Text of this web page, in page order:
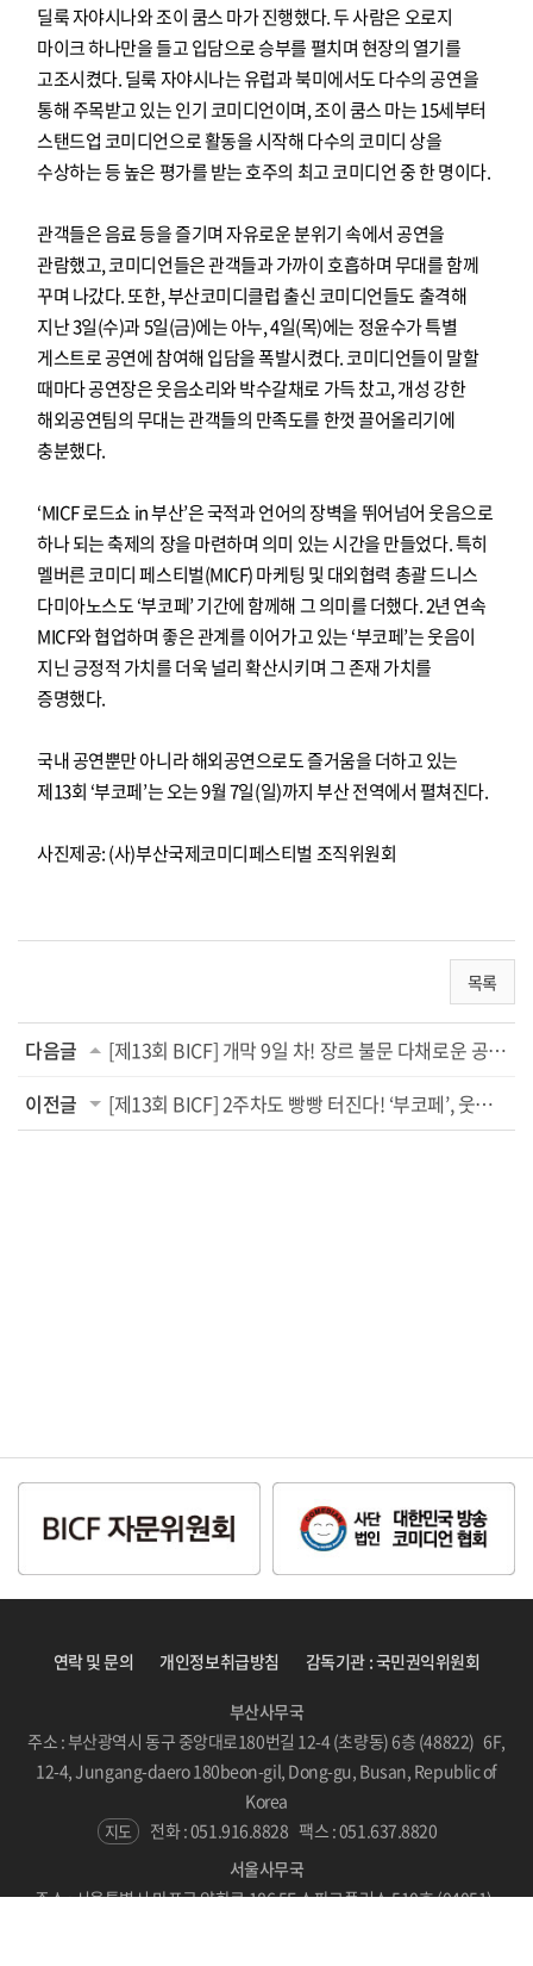
딜룩 자야시나와 조이 쿰스 마가 진행했다. 두 사람은 오로지
마이크 하나만을 들고 입담으로 승부를 펼치며 현장의 열기를
고조시켰다. 딜룩 자야시나는 유럽과 북미에서도 다수의 공연을
통해 주목받고 있는 인기 코미디언이며, 조이 쿰스 마는 15세부터
스탠드업 코미디언으로 활동을 시작해 다수의 코미디 상을
수상하는 등 높은 평가를 받는 호주의 최고 코미디언 중 한 명이다.
관객들은 음료 등을 즐기며 자유로운 분위기 속에서 공연을
관람했고, 코미디언들은 관객들과 가까이 호흡하며 무대를 함께
꾸며 나갔다. 또한, 부산코미디클럽 출신 코미디언들도 출격해
지난 3일(수)과 5일(금)에는 아누, 4일(목)에는 정윤수가 특별
게스트로 공연에 참여해 입담을 폭발시켰다. 코미디언들이 말할
때마다 공연장은 웃음소리와 박수갈채로 가득 찼고, 개성 강한
해외공연팀의 무대는 관객들의 만족도를 한껏 끌어올리기에
충분했다.
‘MICF 로드쇼 in 부산’은 국적과 언어의 장벽을 뛰어넘어 웃음으로
하나 되는 축제의 장을 마련하며 의미 있는 시간을 만들었다. 특히
멜버른 코미디 페스티벌(MICF) 마케팅 및 대외협력 총괄 드니스
다미아노스도 ‘부코페’ 기간에 함께해 그 의미를 더했다. 2년 연속
MICF와 협업하며 좋은 관계를 이어가고 있는 ‘부코페’는 웃음이
지닌 긍정적 가치를 더욱 널리 확산시키며 그 존재 가치를
증명했다.
국내 공연뿐만 아니라 해외공연으로도 즐거움을 더하고 있는
제13회 ‘부코페’는 오는 9월 7일(일)까지 부산 전역에서 펼쳐진다.
사진제공: (사)부산국제코미디페스티벌 조직위원회
목록
다음글
[제13회 BICF] 개막 9일 차! 장르 불문 다채로운 공연으로 부산 접수!
이전글
[제13회 BICF] 2주차도 빵빵 터진다! ‘부코페’, 웃음 보장 라인업 ‘기대 폭발’
연락 및 문의 개인정보취급방침 감독기관 : 국민권익위원회
부산사무국
주소 : 부산광역시 동구 중앙대로180번길 12-4 (초량동) 6층 (48822) 6F,
12-4, Jungang-daero 180beon-gil, Dong-gu, Busan, Republic of
Korea
지도 전화 : 051.916.8828 팩스 : 051.637.8820
서울사무국
주소 : 서울특별시 마포구 양화로 186 5F 스파크플러스 510호 (04051)